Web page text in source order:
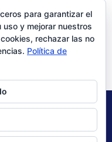
| Todos los derechos
para garantizar el
y mejorar nuestros
rechazar las no
Política de